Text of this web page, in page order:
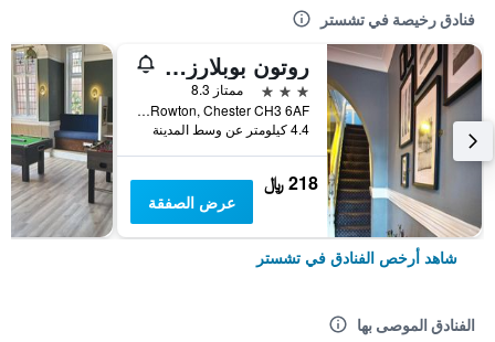
فنادق رخيصة في تشستر
روتون بوبلارز هوتل
3 نجوم
ممتاز 8.3
Whitchurch Road, Rowton, Chester CH3 6AF, تشستر, المملكة المتحدة
4.4 كيلومتر عن وسط المدينة
218 ﷼
عرض الصفقة
شاهد أرخص الفنادق في تشستر
الفنادق الموصى بها